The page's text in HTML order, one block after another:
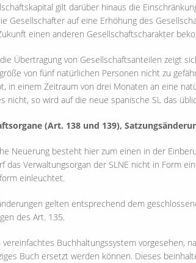
gilt darüber hinaus die
Gesellschafter auf eine Erhöhung des
einen anderen Gesellschaftscharakter
Übertragung von Gesellschaftsanteilen zeigt
von fünf natürlichen Personen nicht zu
in einem Zeitraum von drei Monaten an eine
nicht, so wird auf die neue spanische SL das
(Art. 138 und 139),
Neuerung besteht hier zum einen in der
das Verwaltungsorgan der SLNE nicht in Form
einleuchtet.
gelten entsprechend dem
des Art. 135.
Buchhaltungssystem vorgesehen,
Buch ersetzt werden können. Dieses